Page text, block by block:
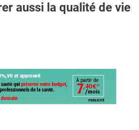
aussi la qualité de vie